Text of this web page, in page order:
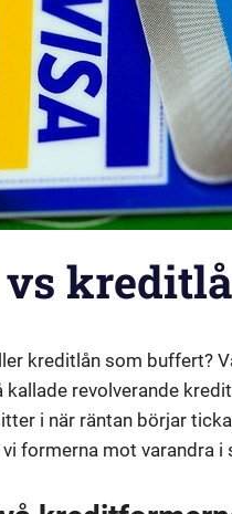
kreditlån som buffert?
kallade revolverande
i när räntan börjar
formerna mot varandra